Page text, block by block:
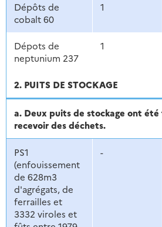
Dépôts de
cobalt 60
1
Dépots de
neptunium 237
1
2. PUITS DE STOCKAGE
a. Deux puits de stockage ont
recevoir des déchets.
PS1
(enfouissement
de 628m3
d'agrégats, de
ferrailles et
3332 viroles et
-